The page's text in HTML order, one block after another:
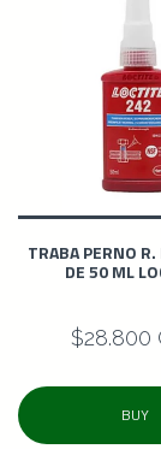
TRABA PERNO
DE 50 ML
$28.800
BUY